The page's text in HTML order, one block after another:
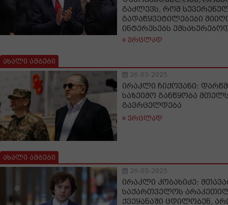
გაძლევს, რომ
გადაწყვეტილებები
ინტერესებს
ვრცლად
ახალი ამბები
26-05-2025
ირაკლი ჩიქოვანი:
საზეიმო განწყობა მთელს
გავრცელდება
ვრცლად
ახალი ამბები
26-05-2025
ირაკლი კობახიძე:
საქართველოს
ქვეყანაში ცდილობენ,